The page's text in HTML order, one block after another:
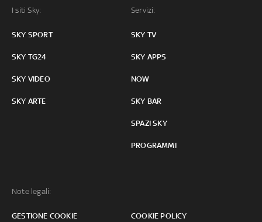
I siti Sky:
SKY SPORT
SKY TG24
SKY VIDEO
SKY ARTE
Servizi:
SKY TV
SKY APPS
NOW
SKY BAR
SPAZI SKY
PROGRAMMI
Note legali:
GESTIONE COOKIE COOKIE POLICY